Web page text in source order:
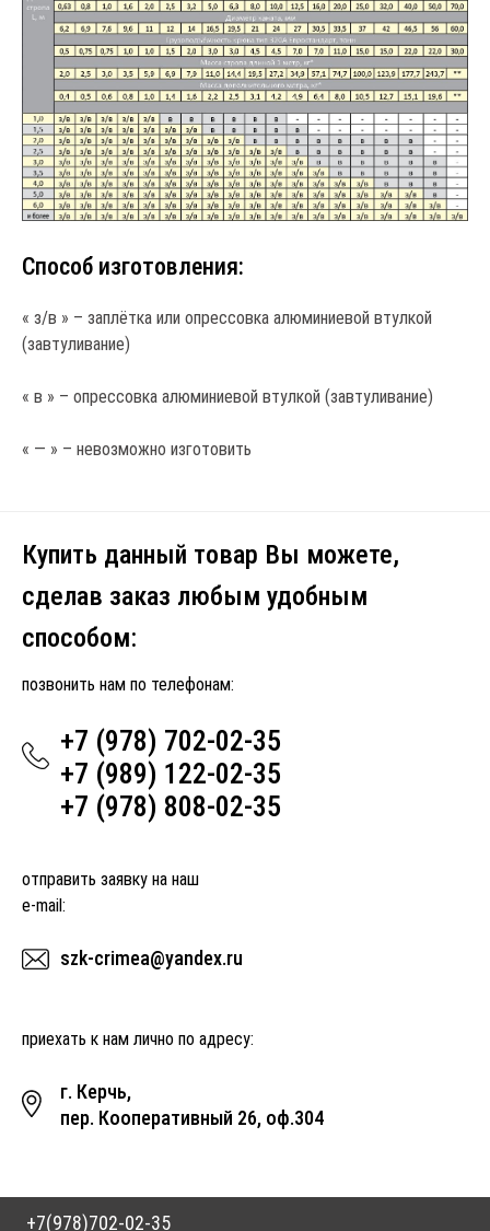
Способ изготовления:
« з/в » – заплётка или опрессовка алюминиевой втулкой
(завтуливание)
« в » – опрессовка алюминиевой втулкой (завтуливание)
« — » – невозможно изготовить
Купить данный товар Вы можете,
сделав заказ любым удобным
способом:
позвонить нам по телефонам:
+7 (978) 702-02-35
+7 (989) 122-02-35
+7 (978) 808-02-35
отправить заявку на наш
e-mail:
szk-crimea@yandex.ru
приехать к нам лично по адресу:
г. Керчь,
пер. Кооперативный 26, оф.304
+7(978)702-02-35